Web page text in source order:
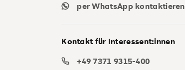
per WhatsApp kontaktieren
Kontakt für Interessent:innen
+49 7371 9315-400